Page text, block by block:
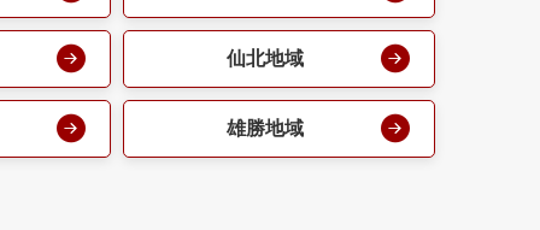
仙北地域
雄勝地域